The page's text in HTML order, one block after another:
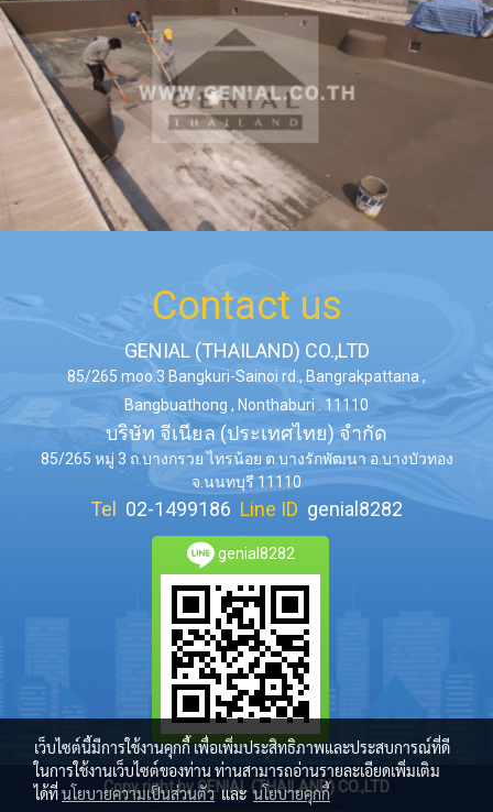
Contact us
GENIAL (THAILAND) CO.,LTD
85/265 moo.3 Bangkuri-Sainoi rd., Bangrakpattana ,
Bangbuathong , Nonthaburi . 11110
บริษัท จีเนียล (ประเทศไทย) จำกัด
85/265 หมู่ 3 ถ.บางกรวย ไทรน้อย ต.บางรักพัฒนา อ.บางบัวทอง
จ.นนทบุรี 11110
Tel 02-1499186 Line ID genial8282
genial8282
Copy right by GENIAL (THAILAND) CO.,LTD
เว็บไซต์นี้มีการใช้งานคุกกี้ เพื่อเพิ่มประสิทธิภาพและประสบการณ์ที่ดี
ในการใช้งานเว็บไซต์ของท่าน ท่านสามารถอ่านรายละเอียดเพิ่มเติม
ได้ที่นโยบายความเป็นส่วนตัวและนโยบายคุกกี้